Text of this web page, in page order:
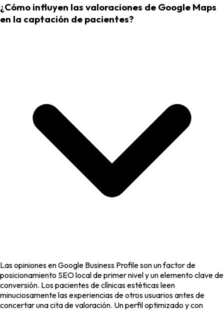
¿Cómo influyen las valoraciones de Google Maps
en la captación de pacientes?
Las opiniones en Google Business Profile son un factor de
posicionamiento SEO local de primer nivel y un elemento clave de
conversión. Los pacientes de clínicas estéticas leen
minuciosamente las experiencias de otros usuarios antes de
concertar una cita de valoración. Un perfil optimizado y con